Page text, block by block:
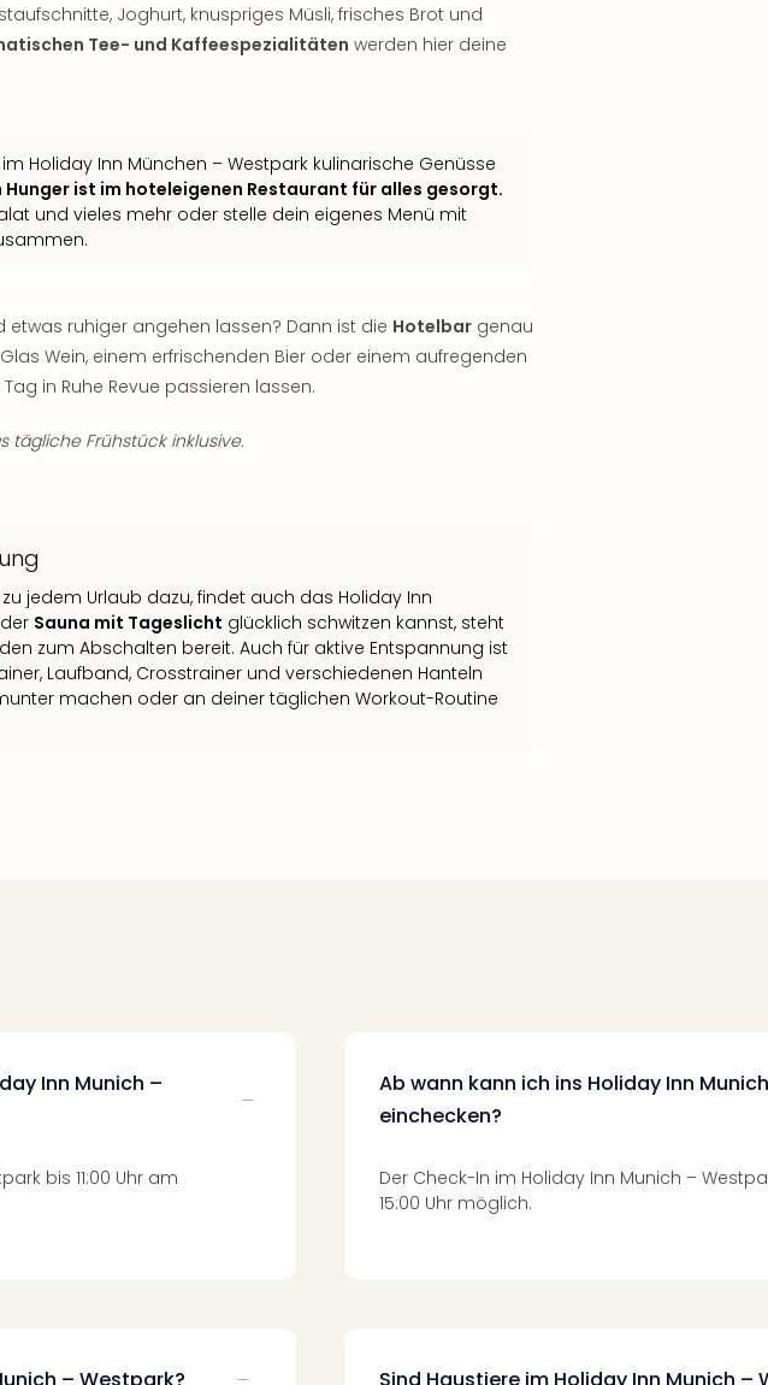
Joghurt, knuspriges Müsli, frisches Brot und
Tee- und Kaffeespezialitäten werden hier deine
Holiday Inn München – Westpark kulinarische Genüsse
Hunger ist im hoteleigenen Restaurant für alles gesorgt.
und vieles mehr oder stelle dein eigenes Menü mit
ruhiger angehen lassen? Dann ist die Hotelbar genau
Wein, einem erfrischenden Bier oder einem aufregenden
in Ruhe Revue passieren lassen.
tägliche Frühstück inklusive.
jedem Urlaub dazu, findet auch das Holiday Inn
Sauna mit Tageslicht glücklich schwitzen kannst, steht
zum Abschalten bereit. Auch für aktive Entspannung ist
Laufband, Crosstrainer und verschiedenen Hanteln
machen oder an deiner täglichen Workout-Routine
Inn Munich –
bis 11:00 Uhr am
– Westpark?
Ab wann kann ich ins Holiday Inn
einchecken?
Der Check-In im Holiday Inn Munich –
15:00 Uhr möglich.
Sind Haustiere im Holiday Inn Munich –